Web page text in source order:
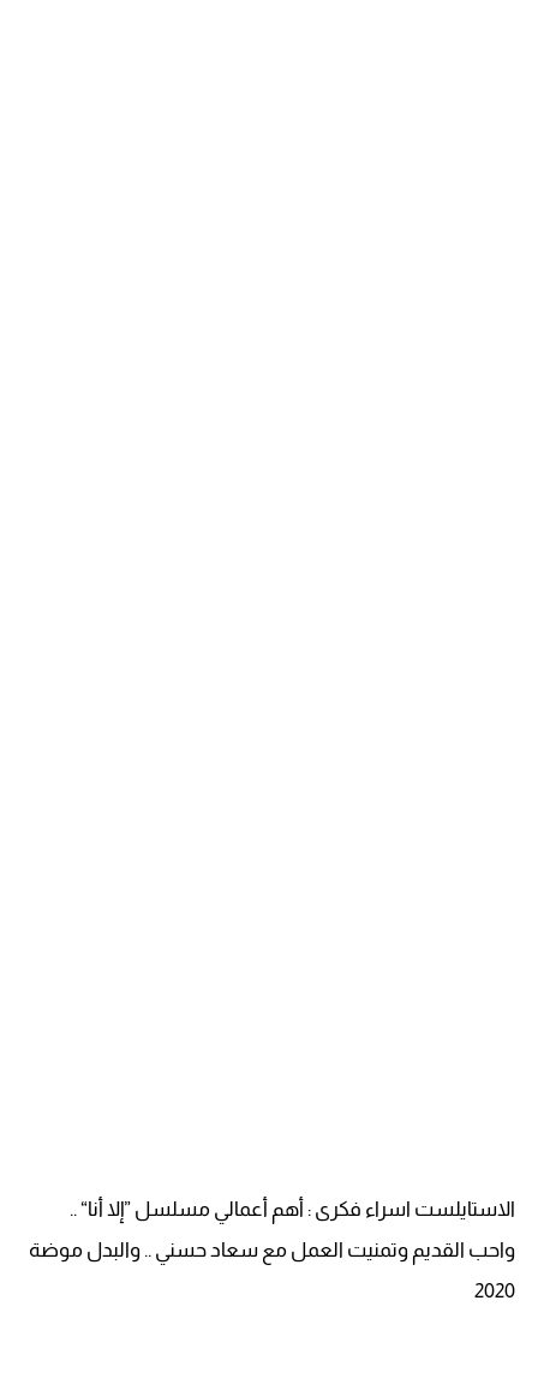
الاستايلست اسراء فكرى : أهم أعمالي مسلسل ”إلا أنا“ ..
واحب القديم وتمنيت العمل مع سعاد حسني .. والبدل موضة
2020